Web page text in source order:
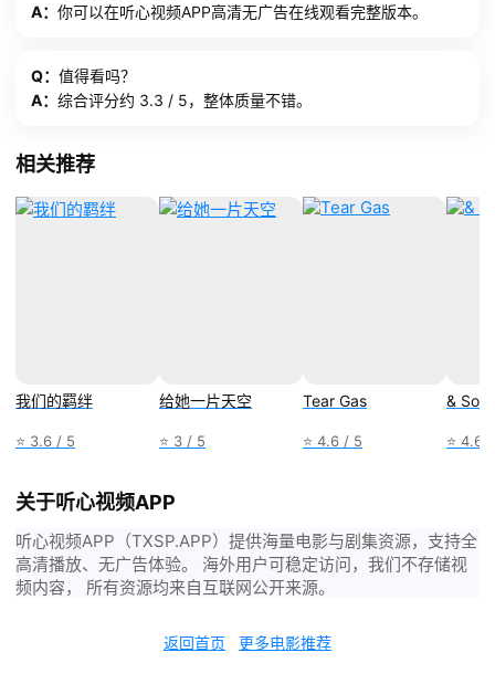
A： 你可以在听心视频APP高清无广告在线观看完整版本。
Q： 值得看吗？
A： 综合评分约 3.3 / 5，整体质量不错。
相关推荐
我们的羁绊
⭐ 3.6 / 5
给她一片天空
⭐ 3 / 5
Tear Gas
⭐ 4.6 / 5
& Sons
⭐ 4.6
关于听心视频APP
听心视频APP（TXSP.APP）提供海量电影与剧集资源，支持全
高清播放、无广告体验。 海外用户可稳定访问，我们不存储视
频内容， 所有资源均来自互联网公开来源。
返回首页 更多电影推荐